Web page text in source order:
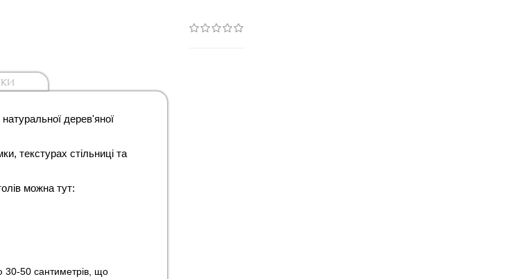
дерев'яної
текстурах стільниці та
можна тут:
30-50 сантиметрів, що